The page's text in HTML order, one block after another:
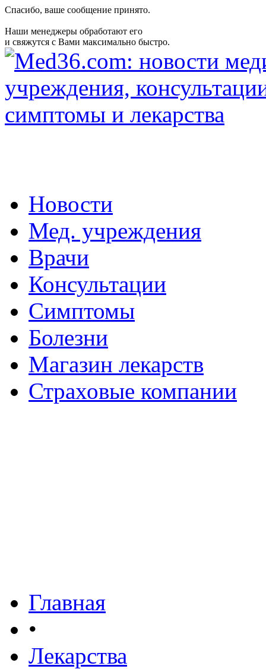
Спасибо, ваше сообщение принято.
Наши менеджеры обработают его
и свяжутся с Вами максимально быстро.
Новости
Мед. учреждения
Врачи
Консультации
Симптомы
Болезни
Магазин лекарств
Страховые компании
Главная
•
Лекарства